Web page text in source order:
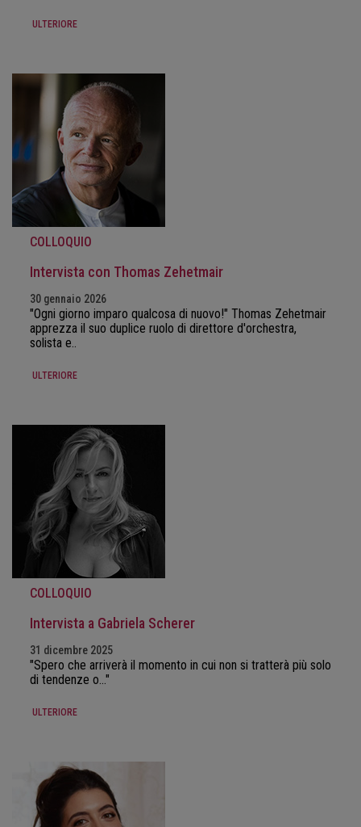
ULTERIORE
COLLOQUIO
Intervista con Thomas Zehetmair
30 gennaio 2026
"Ogni giorno imparo qualcosa di nuovo!" Thomas Zehetmair
apprezza il suo duplice ruolo di direttore d'orchestra,
solista e..
ULTERIORE
COLLOQUIO
Intervista a Gabriela Scherer
31 dicembre 2025
"Spero che arriverà il momento in cui non si tratterà più solo
di tendenze o..."
ULTERIORE